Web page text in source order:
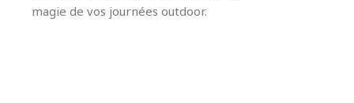
magie de vos journées outdoor.